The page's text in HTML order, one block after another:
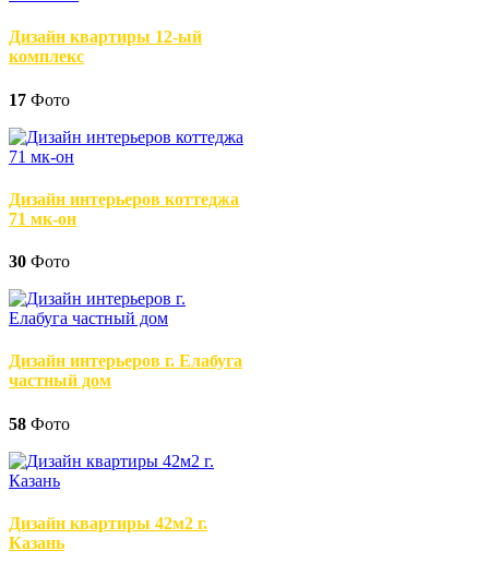
Дизайн квартиры 12-ый
комплекс
17 Фото
Дизайн интерьеров коттеджа
71 мк-он
30 Фото
Дизайн интерьеров г. Елабуга
частный дом
58 Фото
Дизайн квартиры 42м2 г.
Казань